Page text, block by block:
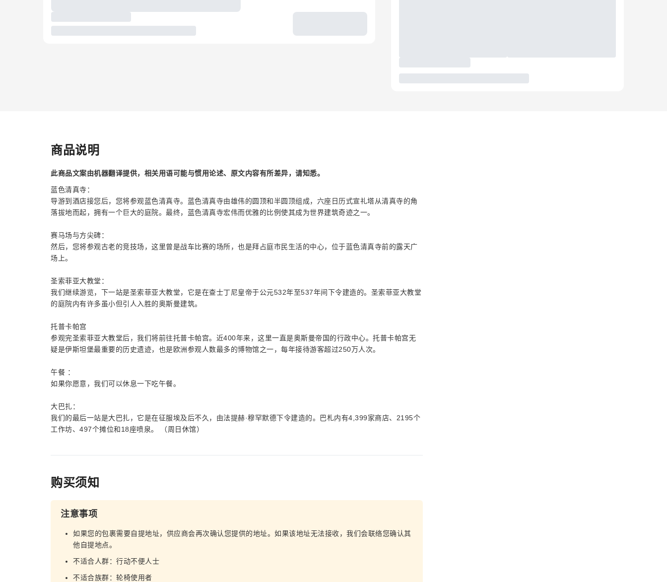
商品说明
此商品文案由机器翻译提供，相关用语可能与惯用论述、原文内容有所差异，请知悉。
蓝色清真寺：
导游到酒店接您后，您将参观蓝色清真寺。蓝色清真寺由雄伟的圆顶和半圆顶组成，六座日历式宣礼塔从清真寺的角
落拔地而起，拥有一个巨大的庭院。最终，蓝色清真寺宏伟而优雅的比例使其成为世界建筑奇迹之一。
赛马场与方尖碑：
然后，您将参观古老的竞技场，这里曾是战车比赛的场所，也是拜占庭市民生活的中心，位于蓝色清真寺前的露天广
场上。
圣索菲亚大教堂：
我们继续游览，下一站是圣索菲亚大教堂，它是在查士丁尼皇帝于公元532年至537年间下令建造的。圣索菲亚大教堂
的庭院内有许多虽小但引人入胜的奥斯曼建筑。
托普卡帕宫
参观完圣索菲亚大教堂后，我们将前往托普卡帕宫。近400年来，这里一直是奥斯曼帝国的行政中心。托普卡帕宫无
疑是伊斯坦堡最重要的历史遗迹，也是欧洲参观人数最多的博物馆之一，每年接待游客超过250万人次。
午餐 ：
如果你愿意，我们可以休息一下吃午餐。
大巴扎：
我们的最后一站是大巴扎，它是在征服埃及后不久，由法提赫·穆罕默德下令建造的。巴札内有4,399家商店、2195个
工作坊、497个摊位和18座喷泉。 （周日休馆）
购买须知
注意事项
如果您的包裹需要自提地址，供应商会再次确认您提供的地址。如果该地址无法接收，我们会联络您确认其
他自提地点。
不适合人群：行动不便人士
不适合族群：轮椅使用者